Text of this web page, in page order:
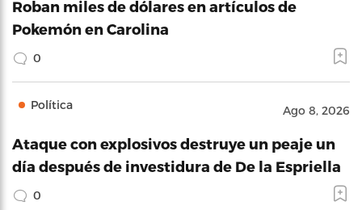
Roban miles de dólares en artículos de
Pokemón en Carolina
0
Política Ago 8, 2026
Ataque con explosivos destruye un peaje un
día después de investidura de De la Espriella
0